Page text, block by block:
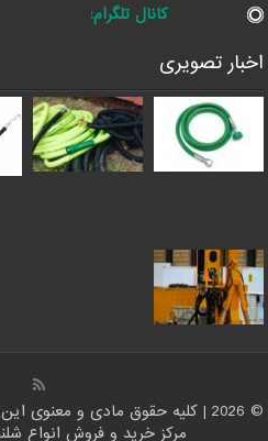
کانال تلگرام:
اخبار تصویری
© 2026 | کلیه حقوق مادی و معنوی این وب سایت متعلق است به سایت
مرکز خرید و فروش انواع